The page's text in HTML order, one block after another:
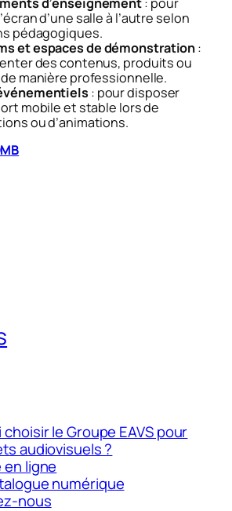
d’une salle à l’autre selon
pédagogiques.
et espaces de démonstration:
des contenus, produits ou
manière professionnelle.
: pour disposer
mobile et stable lors de
ou d’animations.
le Groupe EAVS pour
audiovisuels ?
ligne
numérique
nous